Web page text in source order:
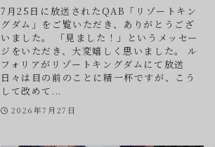
7月25日に放送されたQAB「リゾートキン
グダム」をご覧いただき、ありがとうござ
いました。 「見ました！」というメッセー
ジをいただき、大変嬉しく思いました。 ル
フォリアがリゾートキングダムにて放送
日々は目の前のことに精一杯ですが、こう
して改めて...
2026年7月27日